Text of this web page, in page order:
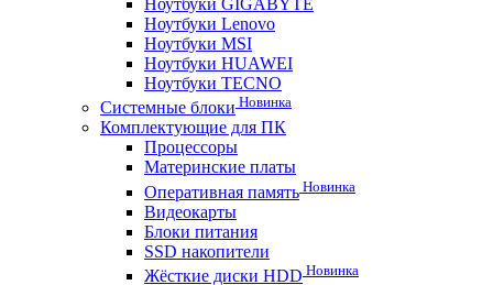
Ноутбуки GIGABYTE
Ноутбуки Lenovo
Ноутбуки MSI
Ноутбуки HUAWEI
Ноутбуки TECNO
Системные блоки Новинка
Комплектующие для ПК
Процессоры
Материнские платы
Оперативная память Новинка
Видеокарты
Блоки питания
SSD накопители
Жёсткие диски HDD Новинка